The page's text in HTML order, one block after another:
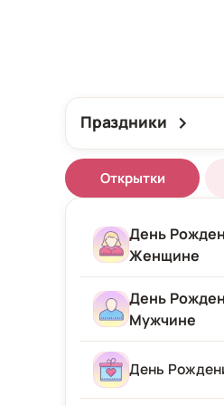
Праздники
Открытки
День
Женщине
Женщине
Подруге
Девушке
День
Мужчине
Мужчине
День